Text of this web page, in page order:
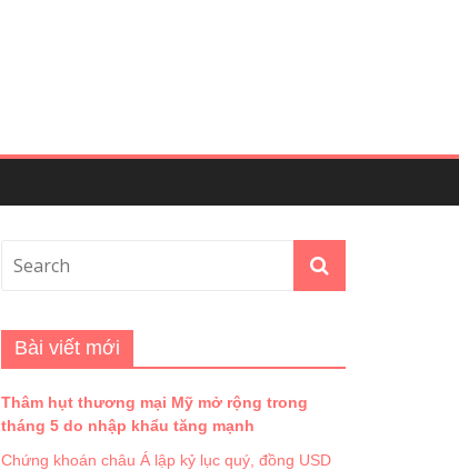
Bài viết mới
Thâm hụt thương mại Mỹ mở rộng trong
tháng 5 do nhập khẩu tăng mạnh
Chứng khoán châu Á lập kỷ lục quý, đồng USD